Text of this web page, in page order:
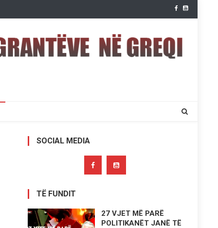
SOCIAL MEDIA
TË FUNDIT
27 VJET MË PARË
POLITIKANËT JANË TË